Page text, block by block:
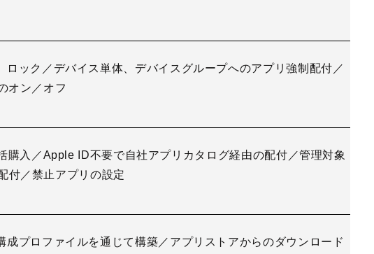
ロック／デバイス単体、デバイスグループへのアプリ強制配付／
オン／オフ
購入／Apple ID不要で自社アプリカタログ経由の配付／管理対象
付／禁止アプリの設定
成プロファイルを通じて構築／アプリストアからのダウンロード